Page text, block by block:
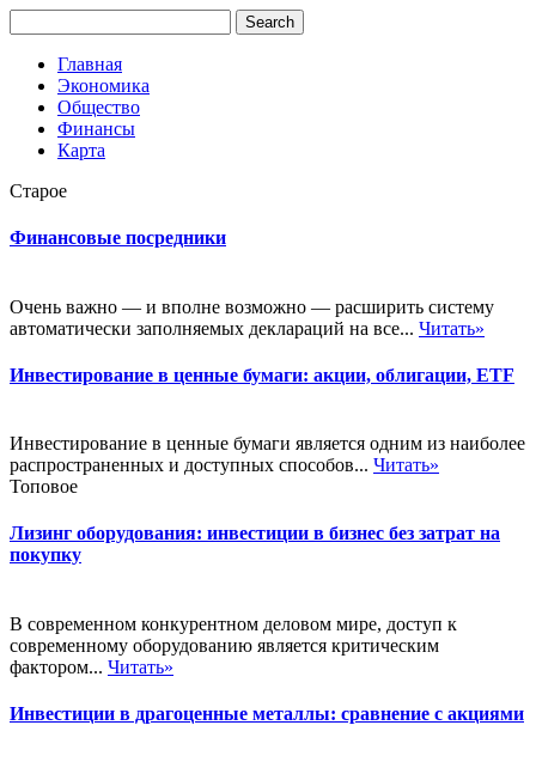
Главная
Экономика
Общество
Финансы
Карта
Старое
Финансовые посредники
Очень важно — и вполне возможно — расширить систему
автоматически заполняемых деклараций на все... Читать»
Инвестирование в ценные бумаги: акции, облигации, ETF
Инвестирование в ценные бумаги является одним из наиболее
распространенных и доступных способов... Читать»
Топовое
Лизинг оборудования: инвестиции в бизнес без затрат на
покупку
В современном конкурентном деловом мире, доступ к
современному оборудованию является критическим
фактором... Читать»
Инвестиции в драгоценные металлы: сравнение с акциями